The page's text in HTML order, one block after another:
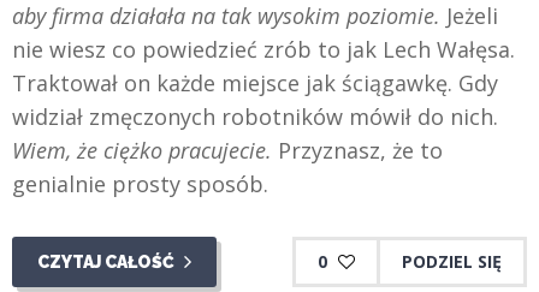
aby firma działała na tak wysokim poziomie. Jeżeli
nie wiesz co powiedzieć zrób to jak Lech Wałęsa.
Traktował on każde miejsce jak ściągawkę. Gdy
widział zmęczonych robotników mówił do nich.
Wiem, że ciężko pracujecie. Przyznasz, że to
genialnie prosty sposób.
CZYTAJ CAŁOŚĆ 0 PODZIEL SIĘ